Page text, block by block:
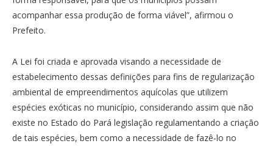
acompanhar essa produção de forma viável”, afirmou o
Prefeito.
A Lei foi criada e aprovada visando a necessidade de
estabelecimento dessas definições para fins de regularização
ambiental de empreendimentos aquícolas que utilizem
espécies exóticas no município, considerando assim que não
existe no Estado do Pará legislação regulamentando a criação
de tais espécies, bem como a necessidade de fazê-lo no